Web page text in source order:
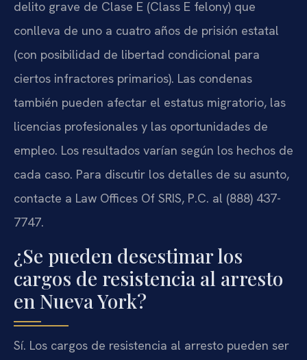
delito grave de Clase E (Class E felony) que
conlleva de uno a cuatro años de prisión estatal
(con posibilidad de libertad condicional para
ciertos infractores primarios). Las condenas
también pueden afectar el estatus migratorio, las
licencias profesionales y las oportunidades de
empleo. Los resultados varían según los hechos de
cada caso. Para discutir los detalles de su asunto,
contacte a Law Offices Of SRIS, P.C. al (888) 437-
7747.
¿Se pueden desestimar los
cargos de resistencia al arresto
en Nueva York?
Sí. Los cargos de resistencia al arresto pueden ser